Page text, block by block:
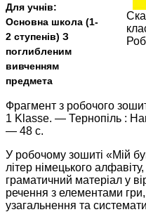
Для учнів:
Основна школа (1-
2 ступенів) З
поглибленим
вивченням
предмета
Фрагмент з робочого
1 Klasse. — Тернопіль :
— 48 с.
У робочому зошиті «Мій
літер німецького
граматичний матеріал у
речення з елементами
узагальнення та